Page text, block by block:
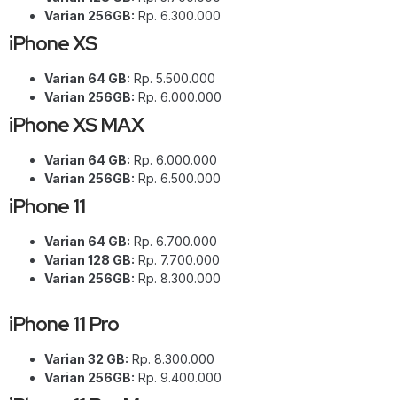
Varian 256GB: Rp. 6.300.000
iPhone XS
Varian 64 GB: Rp. 5.500.000
Varian 256GB: Rp. 6.000.000
iPhone XS MAX
Varian 64 GB: Rp. 6.000.000
Varian 256GB: Rp. 6.500.000
iPhone 11
Varian 64 GB: Rp. 6.700.000
Varian 128 GB: Rp. 7.700.000
Varian 256GB: Rp. 8.300.000
iPhone 11 Pro
Varian 32 GB: Rp. 8.300.000
Varian 256GB: Rp. 9.400.000